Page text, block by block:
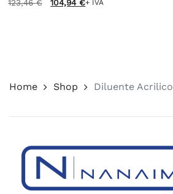
123,46€ 104,94€+ IVA
Home Shop Diluente Acrilico